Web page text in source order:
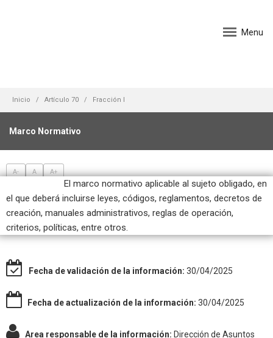
Menu
Inicio Artículo 70 Fracción I
Marco Normativo
A- A A+
El marco normativo aplicable al sujeto obligado, en
el que deberá incluirse leyes, códigos, reglamentos, decretos de
creación, manuales administrativos, reglas de operación,
criterios, políticas, entre otros.
Fecha de validación de la información: 30/04/2025
Fecha de actualización de la información: 30/04/2025
Area responsable de la información: Dirección de Asuntos